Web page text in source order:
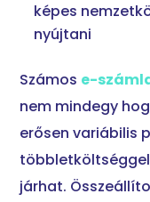
képes
nyújtani
Számos e-
nem mindegy
erősen variábilis
járhat.